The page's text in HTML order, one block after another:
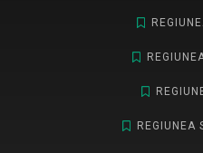
REGIUNEA